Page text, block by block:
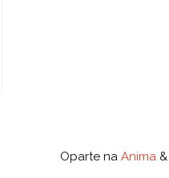
Oparte na Anima &